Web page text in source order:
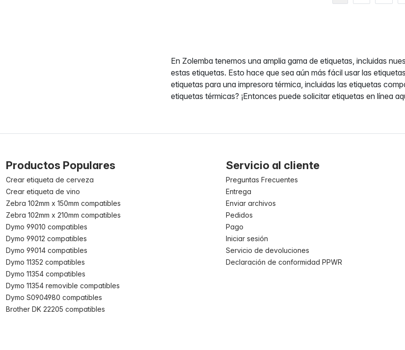
En Zolemba tenemos una amplia gama de etiquetas, incluidas
estas etiquetas. Esto hace que sea aún más fácil usar las
etiquetas para una impresora térmica, incluidas las etiquetas
etiquetas térmicas? ¡Entonces puede solicitar etiquetas en línea
Productos Populares
Crear etiqueta de cerveza
Crear etiqueta de vino
Zebra 102mm x 150mm compatibles
Zebra 102mm x 210mm compatibles
Dymo 99010 compatibles
Dymo 99012 compatibles
Dymo 99014 compatibles
Dymo 11352 compatibles
Dymo 11354 compatibles
Dymo 11354 removible compatibles
Dymo S0904980 compatibles
Brother DK 22205 compatibles
Servicio al cliente
Preguntas Frecuentes
Entrega
Enviar archivos
Pedidos
Pago
Iniciar sesión
Servicio de devoluciones
Declaración de conformidad PPWR